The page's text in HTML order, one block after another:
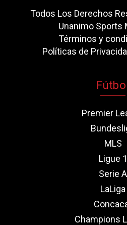
Todos Los Derechos
Unanimo Sports
Términos y
Políticas de
Premier
MLS
Ligue 1
Serie A
LaLiga
Champions